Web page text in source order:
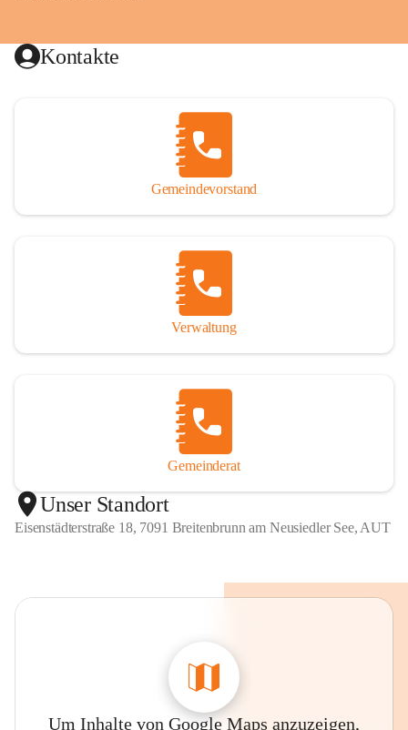
Kontakte
Gemeindevorstand
Verwaltung
Gemeinderat
Unser Standort
Eisenstädterstraße 18, 7091 Breitenbrunn am Neusiedler See, AUT
Um Inhalte von Google Maps anzuzeigen,